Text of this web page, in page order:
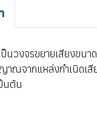
นวงจรขยายเสียงขนา
ณจากแหล่งกำเนิดเสี
นต้น